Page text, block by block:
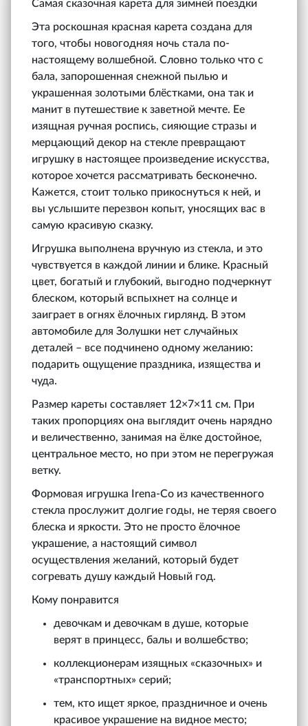
Самая сказочная карета для зимней поездки
Эта роскошная красная карета создана для
того, чтобы новогодняя ночь стала по-
настоящему волшебной. Словно только что с
бала, запорошенная снежной пылью и
украшенная золотыми блёстками, она так и
манит в путешествие к заветной мечте. Ее
изящная ручная роспись, сияющие стразы и
мерцающий декор на стекле превращают
игрушку в настоящее произведение искусства,
которое хочется рассматривать бесконечно.
Кажется, стоит только прикоснуться к ней, и
вы услышите перезвон копыт, уносящих вас в
самую красивую сказку.
Игрушка выполнена вручную из стекла, и это
чувствуется в каждой линии и блике. Красный
цвет, богатый и глубокий, выгодно подчеркнут
блеском, который вспыхнет на солнце и
заиграет в огнях ёлочных гирлянд. В этом
автомобиле для Золушки нет случайных
деталей – все подчинено одному желанию:
подарить ощущение праздника, изящества и
чуда.
Размер кареты составляет 12×7×11 см. При
таких пропорциях она выглядит очень нарядно
и величественно, занимая на ёлке достойное,
центральное место, но при этом не перегружая
ветку.
Формовая игрушка Irena‑Co из качественного
стекла прослужит долгие годы, не теряя своего
блеска и яркости. Это не просто ёлочное
украшение, а настоящий символ
осуществления желаний, который будет
согревать душу каждый Новый год.
Кому понравится
девочкам и девочкам в душе, которые
верят в принцесс, балы и волшебство;
коллекционерам изящных «сказочных» и
«транспортных» серий;
тем, кто ищет яркое, праздничное и очень
красивое украшение на видное место;